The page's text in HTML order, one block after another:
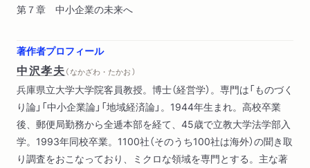
第７章 中小企業の未来へ
著作者プロフィール
中沢孝夫（ なかざわ・たかお ）
兵庫県立大学大学院客員教授。博士（経営学）。専門は「ものづく
り論」「中小企業論」「地域経済論」。1944年生まれ。高校卒業
後、郵便局勤務から全逓本部を経て、45歳で立教大学法学部入
学。1993年同校卒業。1100社（そのうち100社は海外）の聞き取
り調査をおこなっており、ミクロな領域を専門とする。主な著